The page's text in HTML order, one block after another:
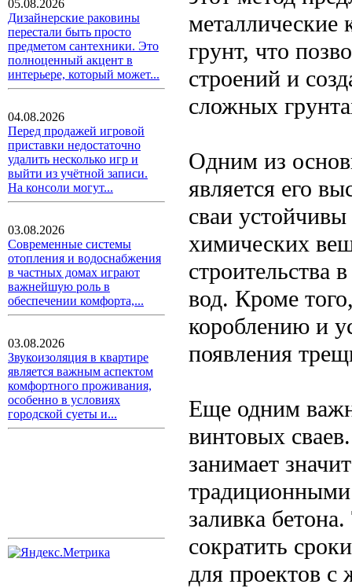
05.08.2026
Дизайнерские раковины
перестали быть просто
предметом сантехники. Это
полноценный акцент в
интерьере, который может...
04.08.2026
Перед продажей игровой
приставки недостаточно
удалить несколько игр и
выйти из учётной записи.
На консоли могут...
03.08.2026
Современные системы
отопления и водоснабжения
в частных домах играют
важнейшую роль в
обеспечении комфорта,...
03.08.2026
Звукоизоляция в квартире
является важным аспектом
комфортного проживания,
особенно в условиях
городской суеты и...
металлические
грунт, что
строений и
сложных
Одним из
является его
сваи
химических
строительства
вод. Кроме
короблению и
появления
Еще одним
винтовых
занимает
заливка
сократить
для проектов